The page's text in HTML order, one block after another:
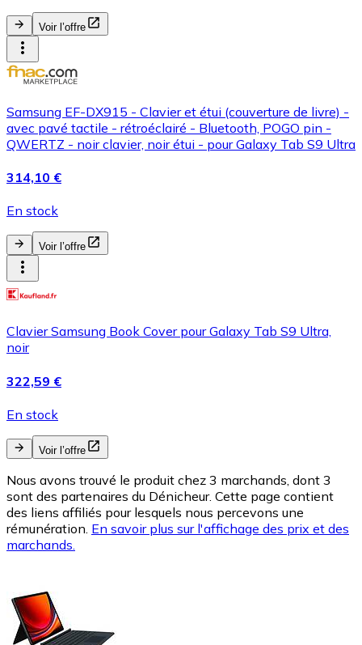
Voir l’offre
Samsung EF-DX915 - Clavier et étui (couverture de livre) -
avec pavé tactile - rétroéclairé - Bluetooth, POGO pin -
QWERTZ - noir clavier, noir étui - pour Galaxy Tab S9 Ultra
314,10 €
En stock
Voir l’offre
Clavier Samsung Book Cover pour Galaxy Tab S9 Ultra,
noir
322,59 €
En stock
Voir l’offre
Nous avons trouvé le produit chez 3 marchands, dont 3
sont des partenaires du Dénicheur. Cette page contient
des liens affiliés pour lesquels nous percevons une
rémunération. En savoir plus sur l'affichage des prix et des
marchands.